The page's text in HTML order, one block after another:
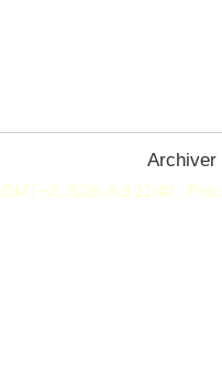
Archiver
GMT+8, 2026-8-9 21:40 ,